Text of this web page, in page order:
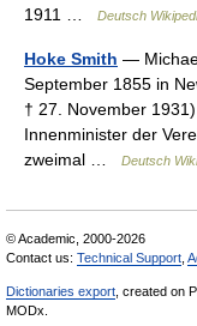
1911 …
Deutsch
Hoke Smith —
September 1855 in
† 27. November
Innenminister der
zweimal …
Deutsch
© Academic, 2000-2026
Contact us: Technical Support
Dictionaries export , created on
MODx.